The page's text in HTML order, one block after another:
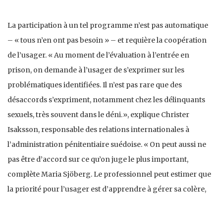
La participation à un tel programme n’est pas automatique
– « tous n’en ont pas besoin » – et requière la coopération
de l’usager. « Au moment de l’évaluation à l’entrée en
prison, on demande à l’usager de s’exprimer sur les
problématiques identifiées. Il n’est pas rare que des
désaccords s’expriment, notamment chez les délinquants
sexuels, très souvent dans le déni.», explique Christer
Isaksson, responsable des relations internationales à
l’administration pénitentiaire suédoise. « On peut aussi ne
pas être d’accord sur ce qu’on juge le plus important,
complète Maria Sjöberg. Le professionnel peut estimer que
la priorité pour l’usager est d’apprendre à gérer sa colère,